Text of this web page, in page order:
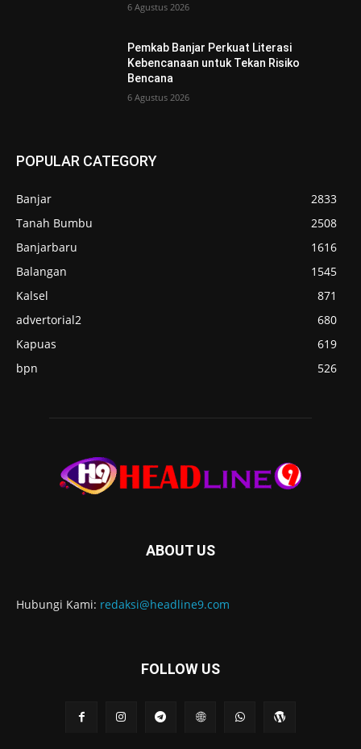
6 Agustus 2026
Pemkab Banjar Perkuat Literasi
Kebencanaan untuk Tekan Risiko
Bencana
6 Agustus 2026
POPULAR CATEGORY
Banjar
2833
Tanah Bumbu
2508
Banjarbaru
1616
Balangan
1545
Kalsel
871
advertorial2
680
Kapuas
619
bpn
526
ABOUT US
Hubungi Kami: redaksi@headline9.com
FOLLOW US